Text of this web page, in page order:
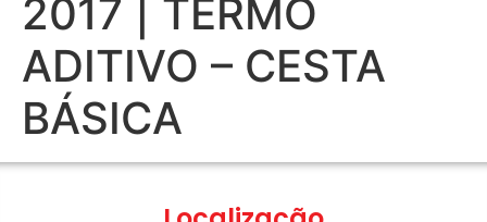
2017 | TERMO
ADITIVO – CESTA
BÁSICA